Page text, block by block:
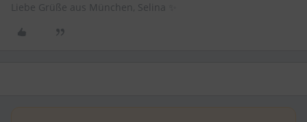
Liebe Grüße aus München, Selina ✨